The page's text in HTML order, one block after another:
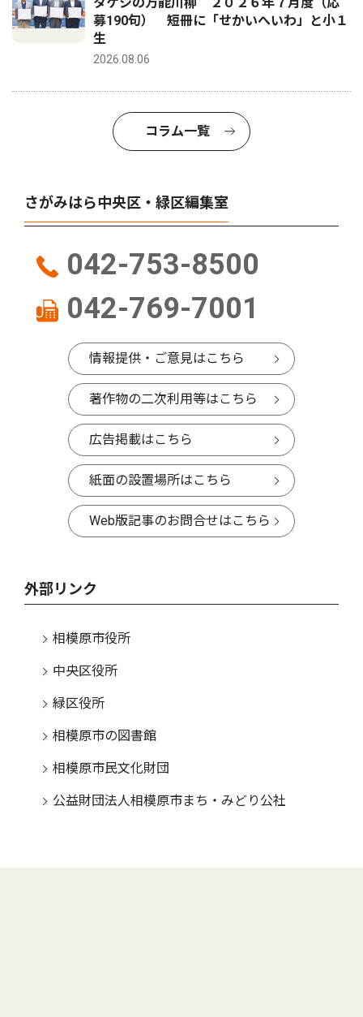
募190句） 短冊に「せかいへいわ」と小１
生
2026.08.06
コラム一覧
さがみはら中央区・緑区編集室
042-753-8500
042-769-7001
情報提供・ご意見はこちら
著作物の二次利用等はこちら
広告掲載はこちら
紙面の設置場所はこちら
Web版記事のお問合せはこちら
外部リンク
相模原市役所
中央区役所
緑区役所
相模原市の図書館
相模原市民文化財団
公益財団法人相模原市まち・みどり公社